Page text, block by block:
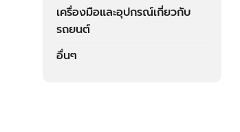
เครื่องมือและอุปกรณ์เกี่ยวกับ
รถยนต์
อื่นๆ